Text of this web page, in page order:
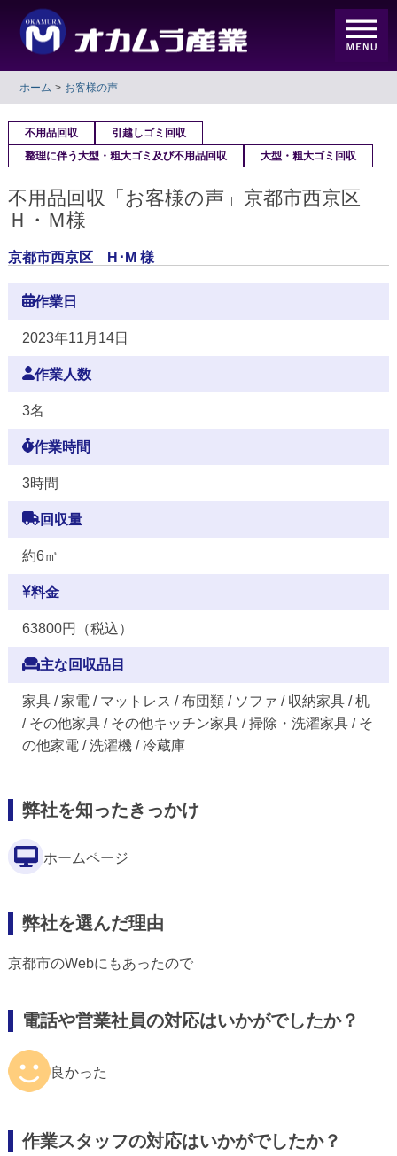
ホーム お客様の声
不用品回収
引越しゴミ回収
整理に伴う大型・粗大ゴミ及び不用品回収
大型・粗大ゴミ回収
不用品回収「お客様の声」京都市西京区
Ｈ・Ｍ様
京都市西京区 H･M 様
作業日
2023年11月14日
作業人数
3名
作業時間
3時間
回収量
約6㎥
料金
63800円（税込）
主な回収品目
家具 / 家電 / マットレス / 布団類 / ソファ / 収納家具 / 机
/ その他家具 / その他キッチン家具 / 掃除・洗濯家具 / そ
の他家電 / 洗濯機 / 冷蔵庫
弊社を知ったきっかけ
ホームページ
弊社を選んだ理由
京都市のWebにもあったので
電話や営業社員の対応はいかがでしたか？
良かった
作業スタッフの対応はいかがでしたか？